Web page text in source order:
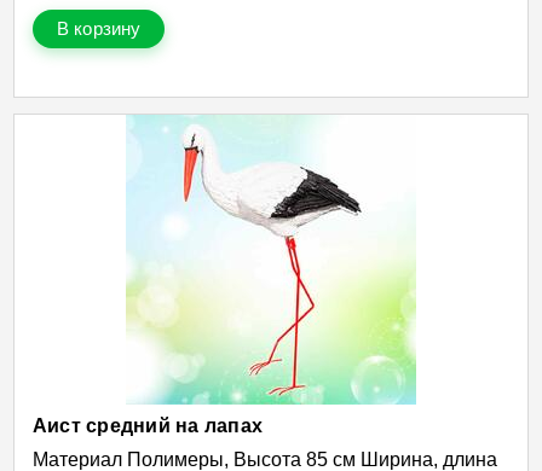
В корзину
Аист средний на лапах
Материал Полимеры, Высота 85 см Ширина, длина